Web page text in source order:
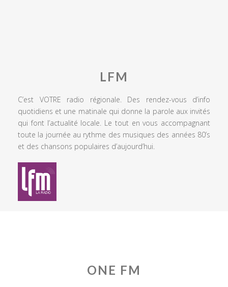
LFM
C’est VOTRE radio régionale. Des rendez-vous d’info
quotidiens et une matinale qui donne la parole aux invités
qui font l’actualité locale. Le tout en vous accompagnant
toute la journée au rythme des musiques des années 80’s
et des chansons populaires d’aujourd’hui.
ONE FM